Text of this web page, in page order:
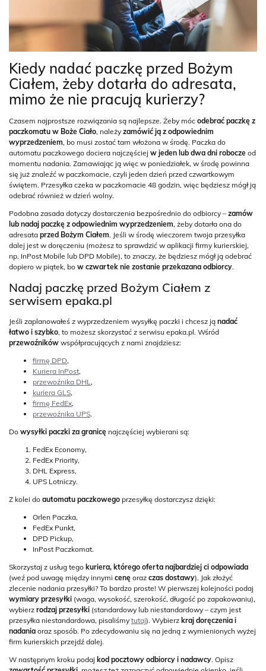
Kiedy nadać paczkę przed Bożym
Ciałem, żeby dotarła do adresata,
mimo że nie pracują kurierzy?
Czasem najprostsze rozwiązania są najlepsze. Żeby móc odebrać paczkę z
paczkomatu w Boże Ciało, należy zamówić ją z odpowiednim
wyprzedzeniem, bo musi zostać tam włożona w środę. Paczka do
automatu paczkowego dociera najczęściej w jeden lub dwa dni robocze od
momentu nadania. Zamawiając ją więc w poniedziałek, w środę powinna
się już znaleźć w paczkomacie, czyli jeden dzień przed czwartkowym
świętem. Przesyłka czeka w paczkomacie 48 godzin, więc będziesz mógł ją
odebrać również w dzień wolny.
Podobna zasada dotyczy dostarczenia bezpośrednio do odbiorcy – zamów
lub nadaj paczkę z odpowiednim wyprzedzeniem, żeby dotarła ona do
adresata przed Bożym Ciałem. Jeśli w środę wieczorem twoja przesyłka
dalej jest w doręczeniu (możesz to sprawdzić w aplikacji firmy kurierskiej,
np. InPost Mobile lub DPD Mobile), to znaczy, że będziesz mógł ją odebrać
dopiero w piątek, bo w czwartek nie zostanie przekazana odbiorcy.
Nadaj paczkę przed Bożym Ciałem z
serwisem epaka.pl
Jeśli zaplanowałeś z wyprzedzeniem wysyłkę paczki i chcesz ją nadać
łatwo i szybko, to możesz skorzystać z serwisu epaka.pl. Wśród
przewoźników współpracujących z nami znajdziesz:
firmę DPD,
Kuriera InPost,
przewoźnika DHL,
kuriera GLS,
firmę FedEx,
przewoźnika UPS.
Do wysyłki paczki za granicę najczęściej wybierani są:
FedEx Economy,
FedEx Priority,
DHL Express,
UPS Lotniczy.
Z kolei do automatu paczkowego przesyłkę dostarczysz dzięki:
Orlen Paczka,
FedEx Punkt,
DPD Pickup,
InPost Paczkomat.
Skorzystaj z usług tego kuriera, którego oferta najbardziej ci odpowiada
(weź pod uwagę między innymi cenę oraz czas dostawy). Jak złożyć
zlecenie nadania przesyłki? To bardzo proste! W pierwszej kolejności podaj
wymiary przesyłki (waga, wysokość, szerokość, długość po zapakowaniu),
wybierz rodzaj przesyłki (standardowy lub niestandardowy – czym jest
przesyłka niestandardowa, pisaliśmy tutaj). Wybierz kraj doręczenia i
nadania oraz sposób. Po zdecydowaniu się na jedną z wymienionych wyżej
firm kurierskich przejdź dalej.
W następnym kroku podaj kod pocztowy odbiorcy i nadawcy. Opisz